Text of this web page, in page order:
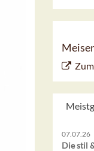
07.07.26
Die stil